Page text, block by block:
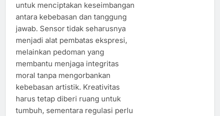
untuk menciptakan keseimbangan
antara kebebasan dan tanggung
jawab. Sensor tidak seharusnya
menjadi alat pembatas ekspresi,
melainkan pedoman yang
membantu menjaga integritas
moral tanpa mengorbankan
kebebasan artistik. Kreativitas
harus tetap diberi ruang untuk
tumbuh, sementara regulasi perlu